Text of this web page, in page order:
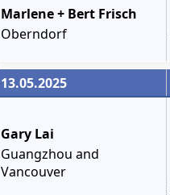
Marlene + Bert Frisch
Oberndorf
13.05.2025
Gary Lai
Guangzhou and
Vancouver